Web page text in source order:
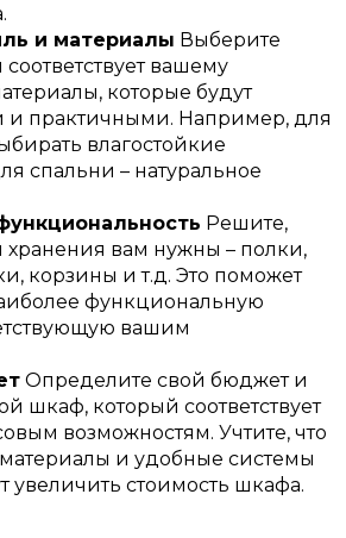
и материалы Выберите
вашему
которые будут
и практичными. Например, для
влагостойкие
спальни – натуральное
Решите,
хранения вам нужны – полки,
корзины и т.д. Это поможет
функциональную
вашим
Определите свой бюджет и
шкаф, который соответствует
возможностям. Учтите, что
и удобные системы
увеличить стоимость шкафа.